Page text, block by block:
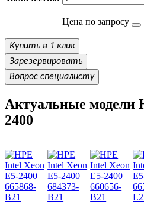
Цена по запросу
Купить в 1 клик
Зарезервировать
Вопрос специалисту
Актуальные модели
2400